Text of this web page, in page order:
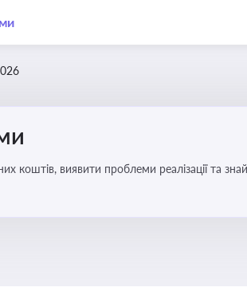
коштів, виявити проблеми реалізації та